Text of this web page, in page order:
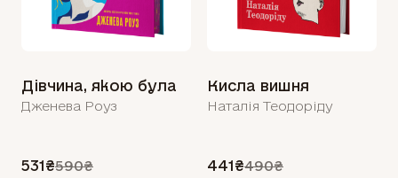
Дівчина, якою була
Дженева Роуз
531₴590₴
Кисла вишня
Наталія Теодоріду
441₴490₴